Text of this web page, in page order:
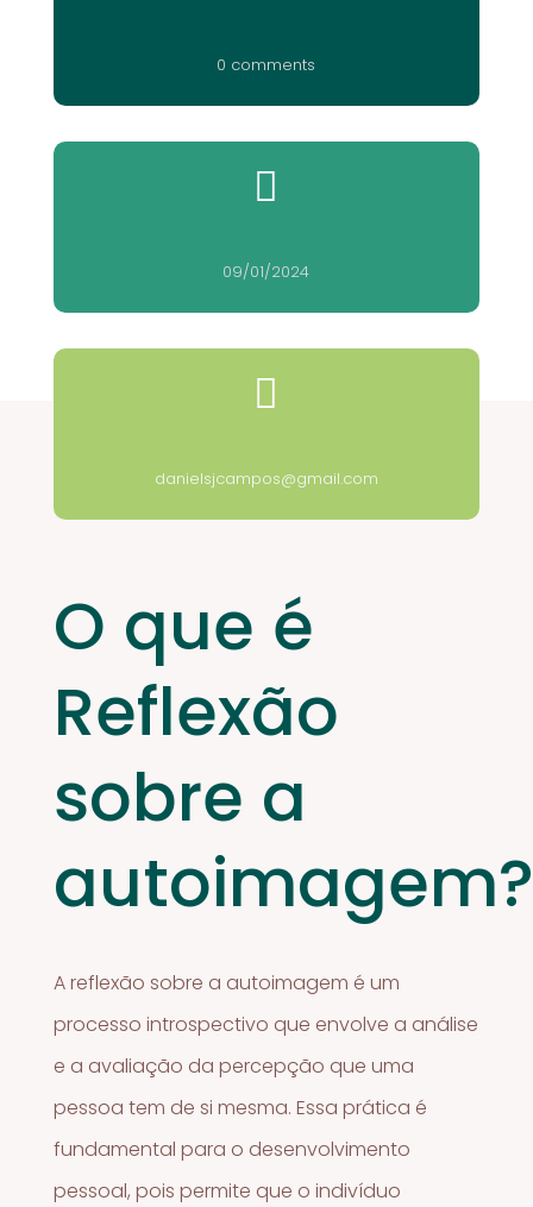
0 comments

09/01/2024

danielsjcampos@gmail.com
O que é
Reflexão
sobre a
A reflexão sobre a autoimagem é um
processo introspectivo que envolve a análise
e a avaliação da percepção que uma
pessoa tem de si mesma. Essa prática é
fundamental para o desenvolvimento
pessoal, pois permite que o indivíduo